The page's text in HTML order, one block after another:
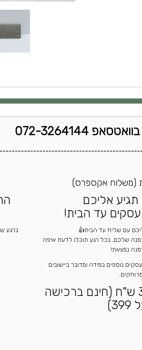
072-3264144
(משלוח אקספרס)
אליכם
עם שליח עד הבית👍
שלכם, בכל רגע תוכלו לדעת איפה
נמצאת!
עיכובים של עד 2 ימי עסקים נוספים במידה ומדובר ביישובים
מרוחקים.
מחיר משלוח: 36 ש"ח (חינם ברכישה